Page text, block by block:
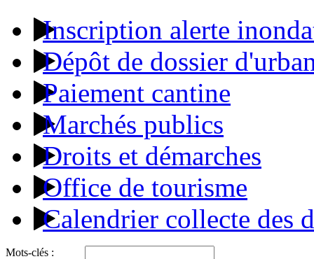
Inscription alerte
Dépôt de dossier
Paiement cantine
Marchés publics
Droits et démarches
Office de tourisme
Calendrier collecte des
Mots-clés :